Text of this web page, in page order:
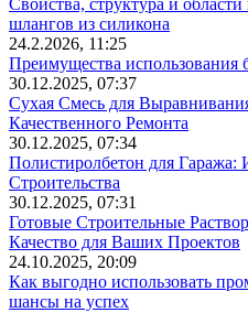
Свойства, структура и
шлангов из силикона
24.2.2026, 11:25
Преимущества использования
30.12.2025, 07:37
Сухая Смесь для
Качественного Ремонта
30.12.2025, 07:34
Полистиролбетон для Гаража:
Строительства
30.12.2025, 07:31
Готовые Строительные
Качество для Ваших Проектов
24.10.2025, 20:09
Как выгодно использовать
шансы на успех